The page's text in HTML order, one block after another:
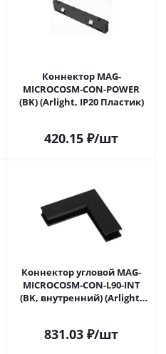
Коннектор MAG-
MICROCOSM-CON-POWER
(BK) (Arlight, IP20 Пластик)
420.15 ₽/шт
Коннектор угловой MAG-
MICROCOSM-CON-L90-INT
(BK, внутренний) (Arlight,
831.03 ₽/шт